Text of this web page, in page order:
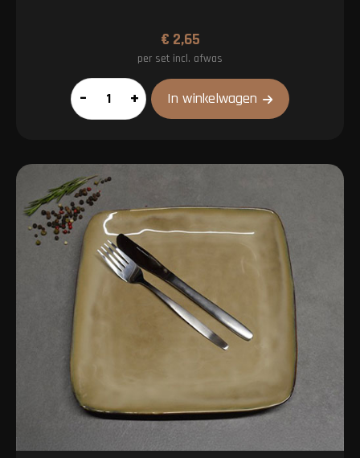
€ 2,65
per set incl. afwas
Borden
+
(rond)
aantal
– + In winkelwagen